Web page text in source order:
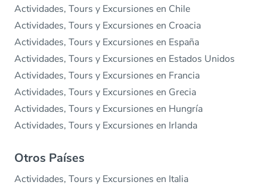
Actividades, Tours y Excursiones en Chile
Actividades, Tours y Excursiones en Croacia
Actividades, Tours y Excursiones en España
Actividades, Tours y Excursiones en Estados Unidos
Actividades, Tours y Excursiones en Francia
Actividades, Tours y Excursiones en Grecia
Actividades, Tours y Excursiones en Hungría
Actividades, Tours y Excursiones en Irlanda
Otros Países
Actividades, Tours y Excursiones en Italia